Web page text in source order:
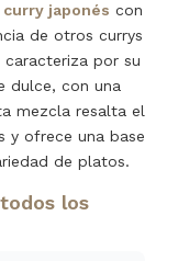
curry japonés con
de otros currys
caracteriza por su
dulce, con una
mezcla resalta el
y ofrece una base
de platos.
los